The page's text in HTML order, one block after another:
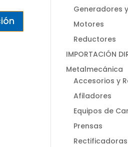
Generadores
Motores
Reductores
IMPORTACIÓN
Metalmecánica
Accesorios y
Afiladores
Equipos de
Prensas
Rectificadoras